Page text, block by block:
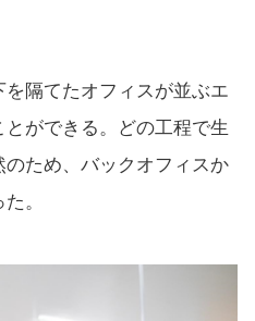
隔てたオフィスが並ぶエ
ができる。どの工程で生
ため、バックオフィスか
。